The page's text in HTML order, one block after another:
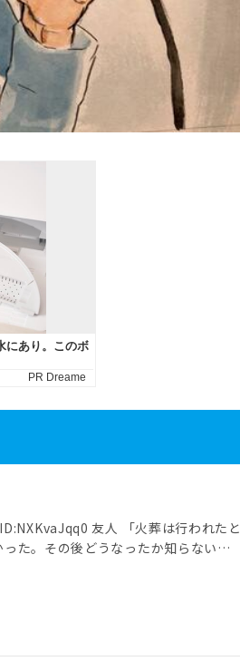
友人 「火葬は行われたと
た。その後どうなったか知らない」